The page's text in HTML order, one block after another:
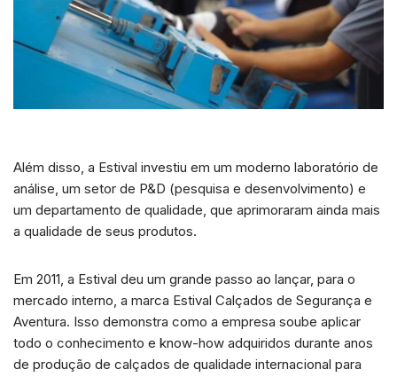
Além disso, a Estival investiu em um moderno laboratório de
análise, um setor de P&D (pesquisa e desenvolvimento) e
um departamento de qualidade, que aprimoraram ainda mais
a qualidade de seus produtos.
Em 2011, a Estival deu um grande passo ao lançar, para o
mercado interno, a marca Estival Calçados de Segurança e
Aventura. Isso demonstra como a empresa soube aplicar
todo o conhecimento e know-how adquiridos durante anos
de produção de calçados de qualidade internacional para